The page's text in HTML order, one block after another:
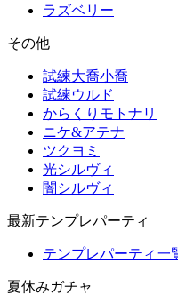
ラズベリー
その他
試練大喬小喬
試練ウルド
からくりモトナリ
ニケ&アテナ
ツクヨミ
光シルヴィ
闇シルヴィ
最新テンプレパーティ
テンプレパーティ一
夏休みガチャ